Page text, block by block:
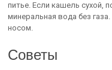
питье. Если кашель сухой,
минеральная вода без
носом.
Советы